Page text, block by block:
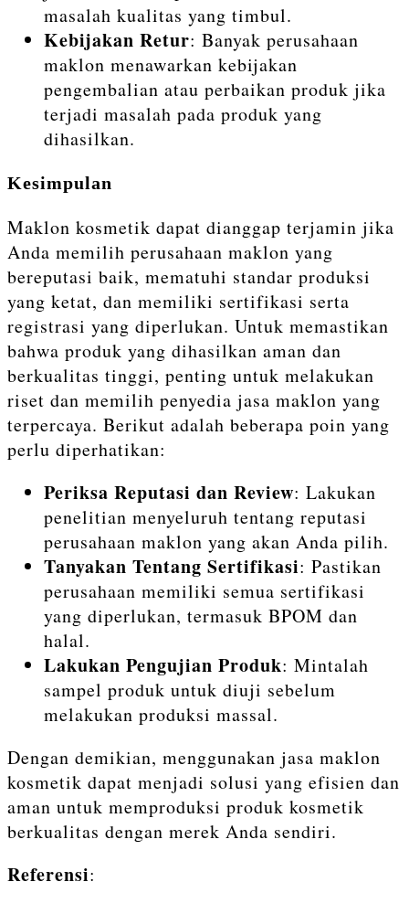
masalah kualitas yang timbul.
Kebijakan Retur: Banyak perusahaan
maklon menawarkan kebijakan
pengembalian atau perbaikan produk jika
terjadi masalah pada produk yang
dihasilkan.
Kesimpulan
Maklon kosmetik dapat dianggap terjamin jika
Anda memilih perusahaan maklon yang
bereputasi baik, mematuhi standar produksi
yang ketat, dan memiliki sertifikasi serta
registrasi yang diperlukan. Untuk memastikan
bahwa produk yang dihasilkan aman dan
berkualitas tinggi, penting untuk melakukan
riset dan memilih penyedia jasa maklon yang
terpercaya. Berikut adalah beberapa poin yang
perlu diperhatikan:
Periksa Reputasi dan Review: Lakukan
penelitian menyeluruh tentang reputasi
perusahaan maklon yang akan Anda pilih.
Tanyakan Tentang Sertifikasi: Pastikan
perusahaan memiliki semua sertifikasi
yang diperlukan, termasuk BPOM dan
halal.
Lakukan Pengujian Produk: Mintalah
sampel produk untuk diuji sebelum
melakukan produksi massal.
Dengan demikian, menggunakan jasa maklon
kosmetik dapat menjadi solusi yang efisien dan
aman untuk memproduksi produk kosmetik
berkualitas dengan merek Anda sendiri.
Referensi: